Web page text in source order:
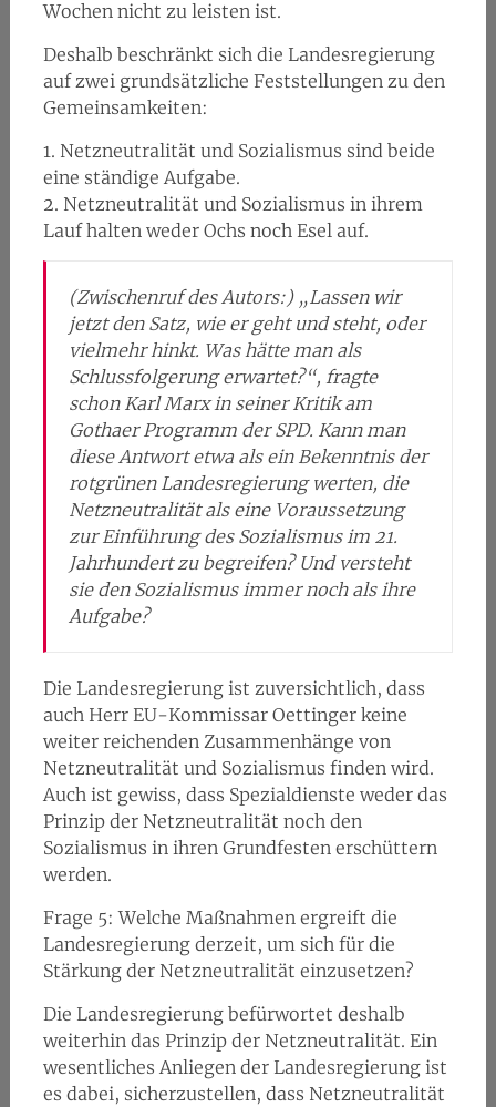
Wochen nicht zu leisten ist.
Deshalb beschränkt sich die Landesregierung
auf zwei grundsätzliche Feststellungen zu den
Gemeinsamkeiten:
1. Netzneutralität und Sozialismus sind beide
eine ständige Aufgabe.
2. Netzneutralität und Sozialismus in ihrem
Lauf halten weder Ochs noch Esel auf.
(Zwischenruf des Autors:) „Lassen wir
jetzt den Satz, wie er geht und steht, oder
vielmehr hinkt. Was hätte man als
Schlussfolgerung erwartet?“, fragte
schon Karl Marx in seiner Kritik am
Gothaer Programm der SPD. Kann man
diese Antwort etwa als ein Bekenntnis der
rotgrünen Landesregierung werten, die
Netzneutralität als eine Voraussetzung
zur Einführung des Sozialismus im 21.
Jahrhundert zu begreifen? Und versteht
sie den Sozialismus immer noch als ihre
Aufgabe?
Die Landesregierung ist zuversichtlich, dass
auch Herr EU-Kommissar Oettinger keine
weiter reichenden Zusammenhänge von
Netzneutralität und Sozialismus finden wird.
Auch ist gewiss, dass Spezialdienste weder das
Prinzip der Netzneutralität noch den
Sozialismus in ihren Grundfesten erschüttern
werden.
Frage 5: Welche Maßnahmen ergreift die
Landesregierung derzeit, um sich für die
Stärkung der Netzneutralität einzusetzen?
Die Landesregierung befürwortet deshalb
weiterhin das Prinzip der Netzneutralität. Ein
wesentliches Anliegen der Landesregierung ist
es dabei, sicherzustellen, dass Netzneutralität